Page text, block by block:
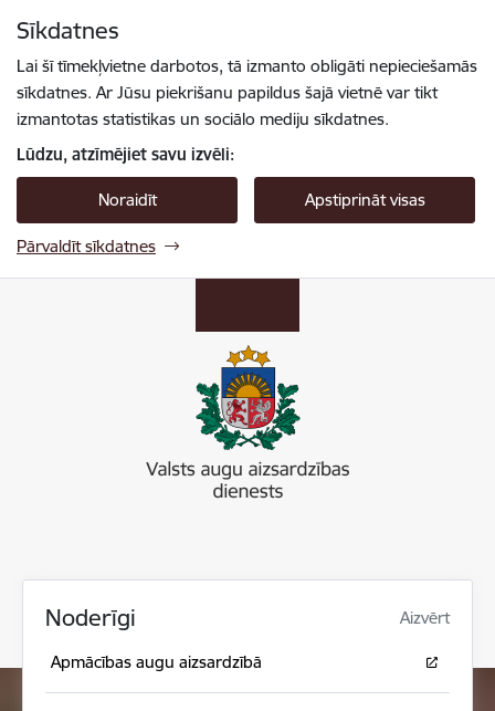
Sīkdatnes
Lai šī tīmekļvietne darbotos, tā izmanto obligāti nepieciešamās
sīkdatnes. Ar Jūsu piekrišanu papildus šajā vietnē var tikt
izmantotas statistikas un sociālo mediju sīkdatnes.
Lūdzu, atzīmējiet savu izvēli:
Noraidīt Apstiprināt visas
Pārvaldīt sīkdatnes
Noderīgi Aizvērt
Apmācības augu aizsardzībā